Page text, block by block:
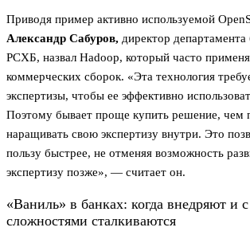
Приводя пример активно используемой
Александр Сабуров, директор
РСХБ, назвал Hadoop, который часто
коммерческих сборок. «Эта технология
экспертизы, чтобы ее эффективно
Поэтому бывает проще купить решение, чем
наращивать свою экспертизу внутри. Это
пользу быстрее, не отменяя возможность
экспертизу позже», — считает он.
«Ваниль» в банках: когда внедряют и
сложностями сталкиваются